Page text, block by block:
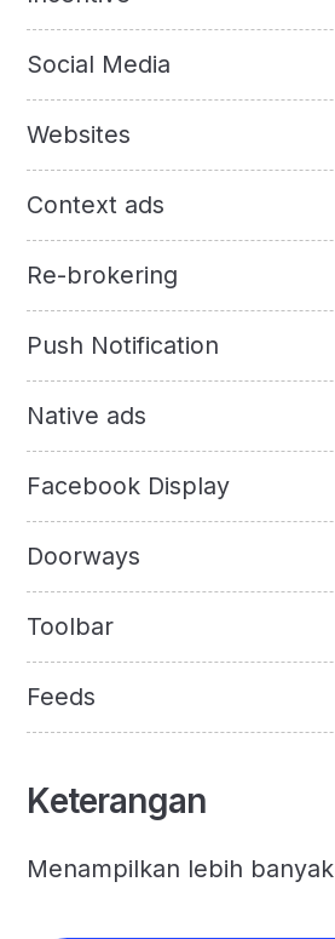
Social Media
Websites
Context ads
Re-brokering
Push Notification
Native ads
Facebook Display
Doorways
Toolbar
Feeds
Keterangan
Menampilkan lebih banyak